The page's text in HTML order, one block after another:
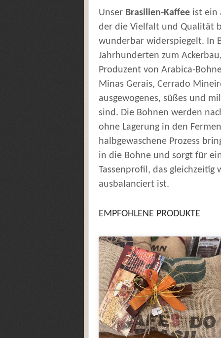
Unser Brasilien‑Kaffee ist ein
der die Vielfalt und Qualität
wunderbar widerspiegelt. In
Jahrhunderten zum
Produzent von
Minas Gerais, Cerrado
ausgewogenes, süßes und
sind. Die Bohnen werden
ohne Lagerung in den
halbgewaschene Prozess
in die Bohne und sorgt für
Tassenprofil, das gleichzeitig
ausbalanciert ist.
EMPFOHLENE PRODUKTE